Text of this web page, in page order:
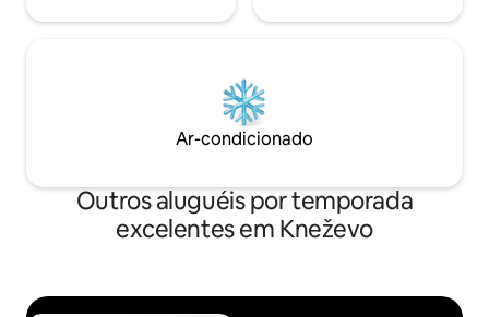
Ar-condicionado
Outros aluguéis por temporada
excelentes em Kneževo